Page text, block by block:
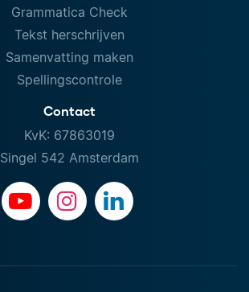
Grammatica Check
Tekst herschrijven
Samenvatting maken
Spellingscontrole
Contact
KvK: 67863019
Singel 542 Amsterdam